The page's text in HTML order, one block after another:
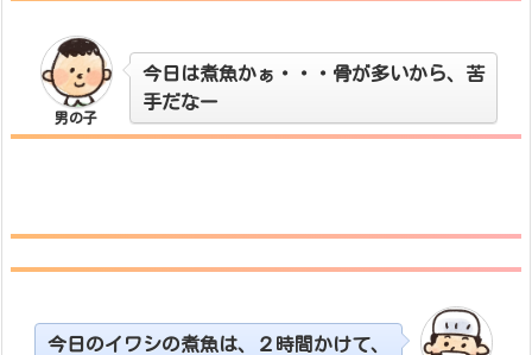
男の子
今日は煮魚かぁ・・・骨が多いから、苦
手だなー
今日のイワシの煮魚は、２時間かけて、